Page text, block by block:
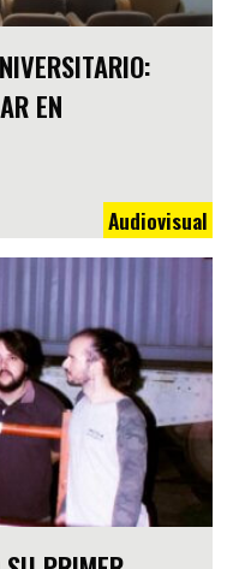
EN
Audiovisual